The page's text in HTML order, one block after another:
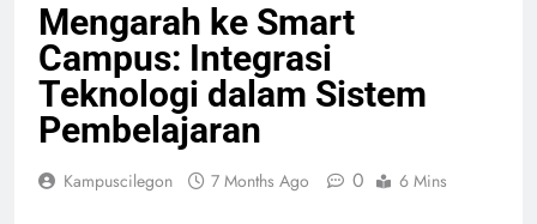
Mengarah ke Smart
Campus: Integrasi
Teknologi dalam Sistem
Pembelajaran
Kampuscilegon 7 Months Ago 0 6 Mins